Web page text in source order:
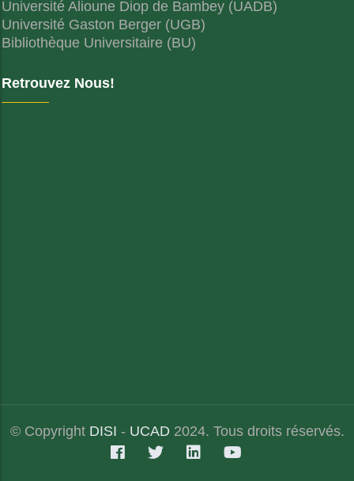
Université Alioune Diop de Bambey (UADB)
Université Gaston Berger (UGB)
Bibliothèque Universitaire (BU)
Retrouvez Nous!
© Copyright DISI - UCAD 2024. Tous droits réservés.